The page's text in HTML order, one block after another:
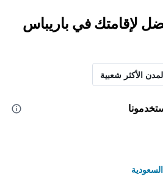
لإقامتك في باريباس
الأكثر شعبية